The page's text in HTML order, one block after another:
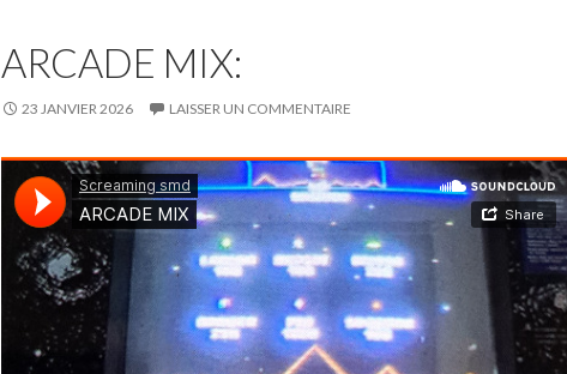
ARCADE MIX:
23 JANVIER 2026 LAISSER UN COMMENTAIRE